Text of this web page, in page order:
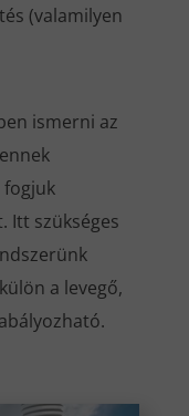
(valamilyen
ismerni az
fogjuk
Itt szükséges
a levegő,